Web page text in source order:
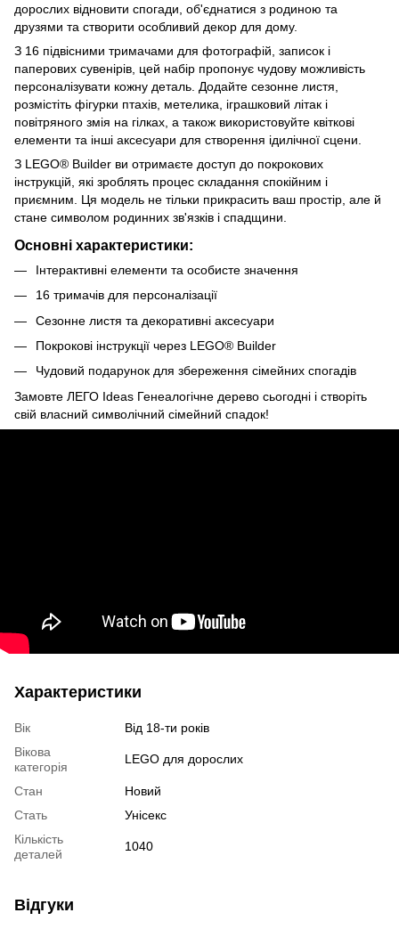
дорослих відновити спогади, об'єднатися з родиною та
друзями та створити особливий декор для дому.
З 16 підвісними тримачами для фотографій, записок і
паперових сувенірів, цей набір пропонує чудову можливість
персоналізувати кожну деталь. Додайте сезонне листя,
розмістіть фігурки птахів, метелика, іграшковий літак і
повітряного змія на гілках, а також використовуйте квіткові
елементи та інші аксесуари для створення ідилічної сцени.
З LEGO® Builder ви отримаєте доступ до покрокових
інструкцій, які зроблять процес складання спокійним і
приємним. Ця модель не тільки прикрасить ваш простір, але й
стане символом родинних зв'язків і спадщини.
Основні характеристики:
Інтерактивні елементи та особисте значення
16 тримачів для персоналізації
Сезонне листя та декоративні аксесуари
Покрокові інструкції через LEGO® Builder
Чудовий подарунок для збереження сімейних спогадів
Замовте ЛЕГО Ideas Генеалогічне дерево сьогодні і створіть
свій власний символічний сімейний спадок!
Характеристики
Вік
Від 18-ти років
Вікова
категорія
LEGO для дорослих
Стан
Новий
Стать
Унісекс
Кількість
деталей
1040
Відгуки